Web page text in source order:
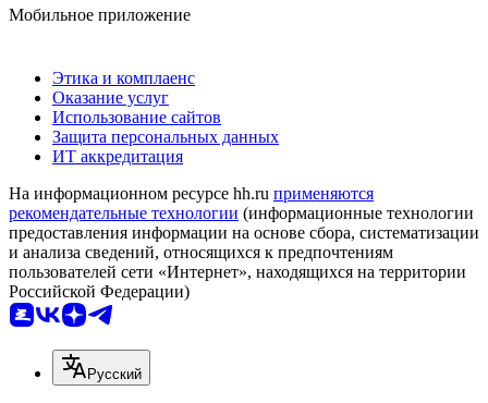
Мобильное приложение
Этика и комплаенс
Оказание услуг
Использование сайтов
Защита персональных данных
ИТ аккредитация
На информационном ресурсе hh.ru применяются
рекомендательные технологии (информационные технологии
предоставления информации на основе сбора, систематизации
и анализа сведений, относящихся к предпочтениям
пользователей сети «Интернет», находящихся на территории
Российской Федерации)
Русский